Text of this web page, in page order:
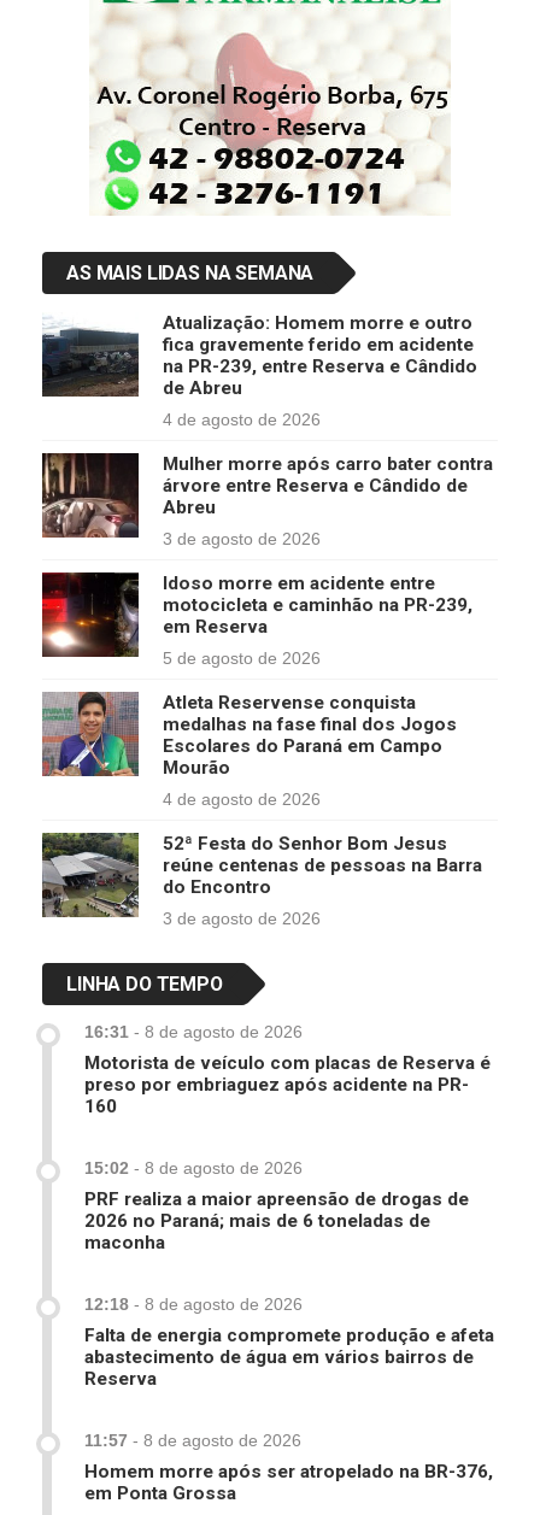
AS MAIS LIDAS NA SEMANA
Atualização: Homem morre e outro
fica gravemente ferido em acidente
na PR-239, entre Reserva e Cândido
de Abreu
4 de agosto de 2026
Mulher morre após carro bater contra
árvore entre Reserva e Cândido de
Abreu
3 de agosto de 2026
Idoso morre em acidente entre
motocicleta e caminhão na PR-239,
em Reserva
5 de agosto de 2026
Atleta Reservense conquista
medalhas na fase final dos Jogos
Escolares do Paraná em Campo
Mourão
4 de agosto de 2026
52ª Festa do Senhor Bom Jesus
reúne centenas de pessoas na Barra
do Encontro
3 de agosto de 2026
LINHA DO TEMPO
16:31 - 8 de agosto de 2026
Motorista de veículo com placas de Reserva é
preso por embriaguez após acidente na PR-
160
15:02 - 8 de agosto de 2026
PRF realiza a maior apreensão de drogas de
2026 no Paraná; mais de 6 toneladas de
maconha
12:18 - 8 de agosto de 2026
Falta de energia compromete produção e afeta
abastecimento de água em vários bairros de
Reserva
11:57 - 8 de agosto de 2026
Homem morre após ser atropelado na BR-376,
em Ponta Grossa